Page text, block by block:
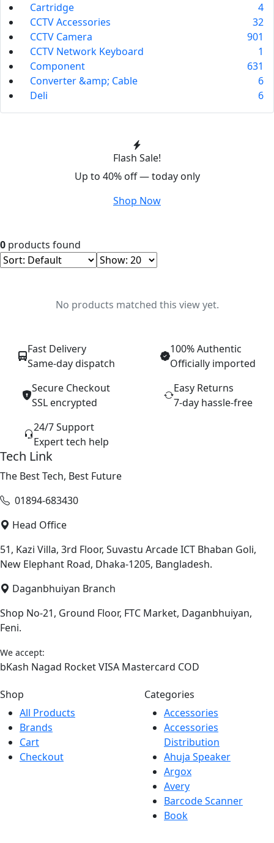
Cartridge
4
CCTV Accessories
32
CCTV Camera
901
CCTV Network Keyboard
1
Component
631
Converter &amp; Cable
6
Deli
6
Flash Sale!
Up to 40% off — today only
Shop Now
0 products found
No products matched this view yet.
Fast Delivery
Same-day dispatch
100% Authentic
Officially imported
Secure Checkout
SSL encrypted
Easy Returns
7-day hassle-free
24/7 Support
Expert tech help
Tech Link
The Best Tech, Best Future
01894-683430
Head Office
51, Kazi Villa, 3rd Floor, Suvastu Arcade ICT Bhaban Goli,
New Elephant Road, Dhaka-1205, Bangladesh.
Daganbhuiyan Branch
Shop No-21, Ground Floor, FTC Market, Daganbhuiyan,
Feni.
We accept:
bKash Nagad RocketVISA Mastercard COD
Shop
All Products
Brands
Cart
Checkout
Categories
Accessories
Accessories
Distribution
Ahuja Speaker
Argox
Avery
Barcode Scanner
Book